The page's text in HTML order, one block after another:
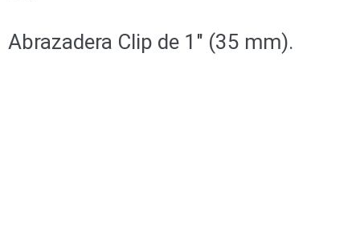
Ethernet y
FibraAccesorios
Abrazadera Clip de 1″ (35 mm).